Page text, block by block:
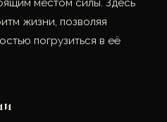
жизни, позволяя
погрузиться в её